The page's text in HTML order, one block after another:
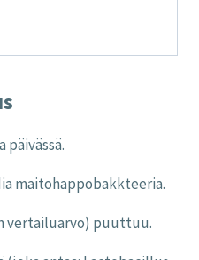
päivässä.
maitohappobakkteeria.
vertailuarvo) puuttuu.